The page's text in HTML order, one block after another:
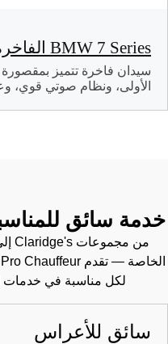
BMW 7 Series الفاخرة
سيدان فاخرة تتميز
الأولى، ونظام صوتي قوي،
خدمة سائق
لكل مناسبة في خدمات
سائق للأعراس